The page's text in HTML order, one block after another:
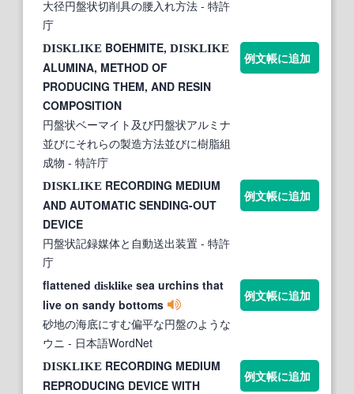
大径円盤状切削具の腰入れ方法 - 特許
庁
DISKLIKE BOEHMITE, DISKLIKE
ALUMINA, METHOD OF
PRODUCING THEM, AND RESIN
COMPOSITION
円盤状ベーマイト及び円盤状アルミナ
並びにそれらの製造方法並びに樹脂組
成物 - 特許庁
例文帳に追加
DISKLIKE RECORDING MEDIUM
AND AUTOMATIC SENDING-OUT
DEVICE
円盤状記録媒体と自動送出装置 - 特許
庁
例文帳に追加
flattened disklike sea urchins that
live on sandy bottoms
砂地の海底にすむ偏平な円盤のような
ウニ - 日本語WordNet
例文帳に追加
DISKLIKE RECORDING MEDIUM
REPRODUCING DEVICE WITH
例文帳に追加